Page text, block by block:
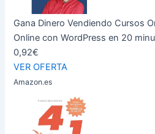
Gana Dinero Vendiendo Cursos
Online con WordPress en 20
0,92€
VER OFERTA
Amazon.es